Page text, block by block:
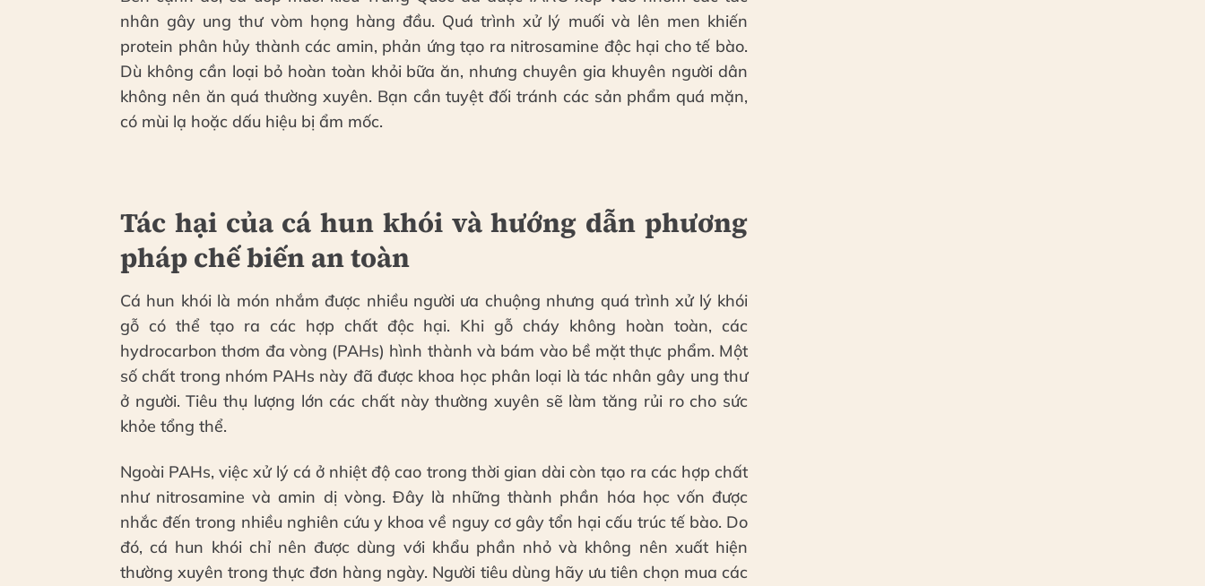
nhân gây ung thư vòm họng hàng đầu. Quá trình xử lý muối và lên men khiến
protein phân hủy thành các amin, phản ứng tạo ra nitrosamine độc hại cho tế bào.
Dù không cần loại bỏ hoàn toàn khỏi bữa ăn, nhưng chuyên gia khuyên người dân
không nên ăn quá thường xuyên. Bạn cần tuyệt đối tránh các sản phẩm quá mặn,
có mùi lạ hoặc dấu hiệu bị ẩm mốc.
Tác hại của cá hun khói và hướng dẫn phương
pháp chế biến an toàn
Cá hun khói là món nhắm được nhiều người ưa chuộng nhưng quá trình xử lý khói
gỗ có thể tạo ra các hợp chất độc hại. Khi gỗ cháy không hoàn toàn, các
hydrocarbon thơm đa vòng (PAHs) hình thành và bám vào bề mặt thực phẩm. Một
số chất trong nhóm PAHs này đã được khoa học phân loại là tác nhân gây ung thư
ở người. Tiêu thụ lượng lớn các chất này thường xuyên sẽ làm tăng rủi ro cho sức
khỏe tổng thể.
Ngoài PAHs, việc xử lý cá ở nhiệt độ cao trong thời gian dài còn tạo ra các hợp chất
như nitrosamine và amin dị vòng. Đây là những thành phần hóa học vốn được
nhắc đến trong nhiều nghiên cứu y khoa về nguy cơ gây tổn hại cấu trúc tế bào. Do
đó, cá hun khói chỉ nên được dùng với khẩu phần nhỏ và không nên xuất hiện
thường xuyên trong thực đơn hàng ngày. Người tiêu dùng hãy ưu tiên chọn mua các